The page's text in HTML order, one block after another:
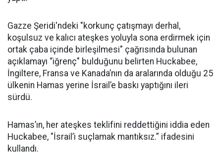
Gazze Şeridi'ndeki "korkunç çatışmayı derhal,
koşulsuz ve kalıcı ateşkes yoluyla sona erdirmek için
ortak çaba içinde birleşilmesi" çağrısında bulunan
açıklamayı “iğrenç" bulduğunu belirten Huckabee,
İngiltere, Fransa ve Kanada’nın da aralarında olduğu 25
ülkenin Hamas yerine İsrail’e baskı yaptığını ileri
sürdü.
Hamas’ın, her ateşkes teklifini reddettiğini iddia eden
Huckabee, "İsrail’i suçlamak mantıksız.” ifadesini
kullandı.